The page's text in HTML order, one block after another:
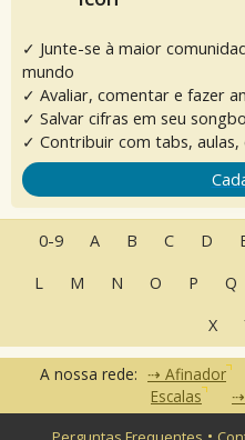
✓ Junte-se à maior
mundo
✓ Avaliar, comentar e fazer
✓ Salvar cifras em seu
✓ Contribuir com tabs, aulas,
0-9 A B C D
L
M N O P Q
X
A nossa rede: Afinador
Escalas